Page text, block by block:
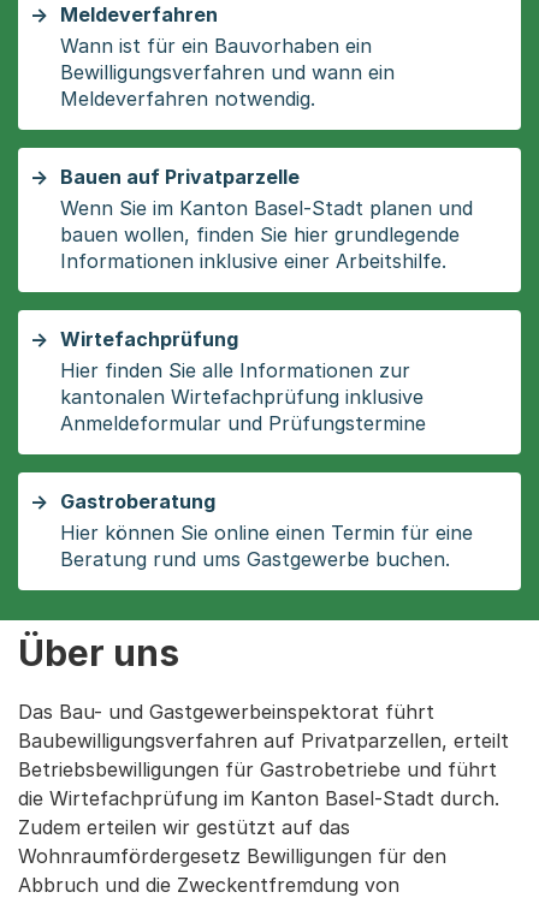
Meldeverfahren
Wann ist für ein Bauvorhaben ein
Bewilligungsverfahren und wann ein
Meldeverfahren notwendig.
Bauen auf Privatparzelle
Wenn Sie im Kanton Basel-Stadt planen und
bauen wollen, finden Sie hier grundlegende
Informationen inklusive einer Arbeitshilfe.
Wirtefachprüfung
Hier finden Sie alle Informationen zur
kantonalen Wirtefachprüfung inklusive
Anmeldeformular und Prüfungstermine
Gastroberatung
Hier können Sie online einen Termin für eine
Beratung rund ums Gastgewerbe buchen.
Über uns
Das Bau- und Gastgewerbeinspektorat führt
Baubewilligungsverfahren auf Privatparzellen, erteilt
Betriebsbewilligungen für Gastrobetriebe und führt
die Wirtefachprüfung im Kanton Basel-Stadt durch.
Zudem erteilen wir gestützt auf das
Wohnraumfördergesetz Bewilligungen für den
Abbruch und die Zweckentfremdung von